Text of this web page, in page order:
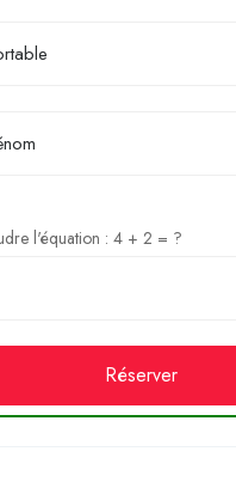
l'équation : 4 + 2 = ?
Réserver